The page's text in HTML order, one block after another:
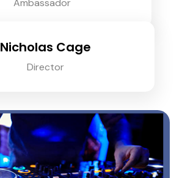
Ambassador
Nicholas Cage
Director